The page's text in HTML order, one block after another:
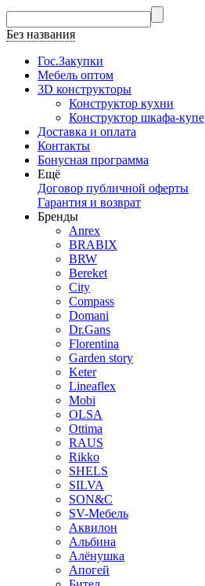
Без названия
Гос.Закупки
Мебель оптом
3D конструкторы
Конструктор кухни
Конструктор шкафа-купе
Доставка и оплата
Контакты
Бонусная программа
Ещё
Договор публичной оферты
Гарантия и возврат
Бренды
Anrex
BRABIX
BRW
Bereket
City
Compass
Domani
Dr.Gans
Florentina
Garden story
Keter
Lineaflex
Mobi
OLSA
Ottima
RAUS
Rikko
SHELS
SILVA
SON&C
SV-Мебель
Аквилон
Альбина
Алёнушка
Апогей